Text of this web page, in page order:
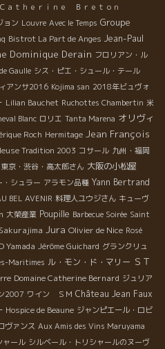
Ｃａｔｈｅｒｉｎｅ Ｂｒｅｔｏｎ
ョン Louvre Avec le Temps Groupe
Bistrot La Part de Anges Jean-Paul
Dominique Derain フロリアン・ル
Gaulle シス・ピエ・シュール・テール
アンサ2016 Kojima san 2018年ビュヴォ
Lilian Bauchet Ruchottes Chambertin 米
Blanc ロリエ Tanta Marena オリヴィ
Roch Hermitage Jean François
Tradition 2003 コサール 九州・福岡
東京・渋谷・高太郎さん 大阪の小松屋
シュラー アラモン品種 Yann Bertrand
BEL AVENIR 料理人ユウジさん キューヴ
大榮産業 Poupille Barbecue Soirée Saint
Sakurajima Jura Olivier de Nice Rosé
Yamada Jérôme Guichard グランクリュ
Maritimes ル・モン・ド・マリー ＳＴ
Domaine Catherine Bernard ジュリア
2007 ワイン ＳＭ Château Jean Faux
Hospice de Beaune ジャンピエール・ロビ
ヴァンス Aux Amis des Vins Maruyama
ール シルベール・トリシャールのヌーヴ